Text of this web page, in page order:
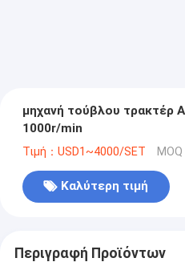
μηχανή τούβλου τρακτέρ
1000r/min
Τιμή：USD1~4000/SET
Καλύτερη τιμή
Περιγραφή Προϊόντων